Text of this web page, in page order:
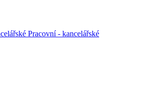
Pracovní - kancelářské